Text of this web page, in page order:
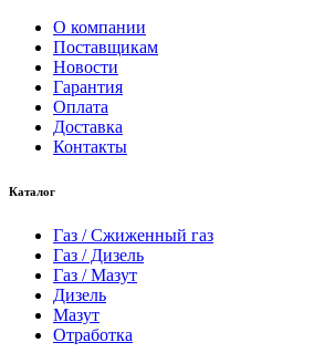
О компании
Поставщикам
Новости
Гарантия
Оплата
Доставка
Контакты
Каталог
Газ / Сжиженный газ
Газ / Дизель
Газ / Мазут
Дизель
Мазут
Отработка